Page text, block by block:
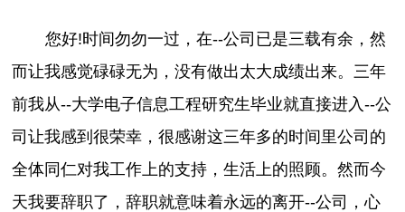
您好!时间勿勿一过，在--公司已是三载有余，然
而让我感觉碌碌无为，没有做出太大成绩出来。三年
前我从--大学电子信息工程研究生毕业就直接进入--公
司让我感到很荣幸，很感谢这三年多的时间里公司的
全体同仁对我工作上的支持，生活上的照顾。然而今
天我要辞职了，辞职就意味着永远的离开--公司，心